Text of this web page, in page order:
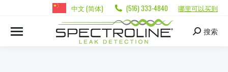
中文 (简体) (516) 333-4840 哪里可以买到
搜索